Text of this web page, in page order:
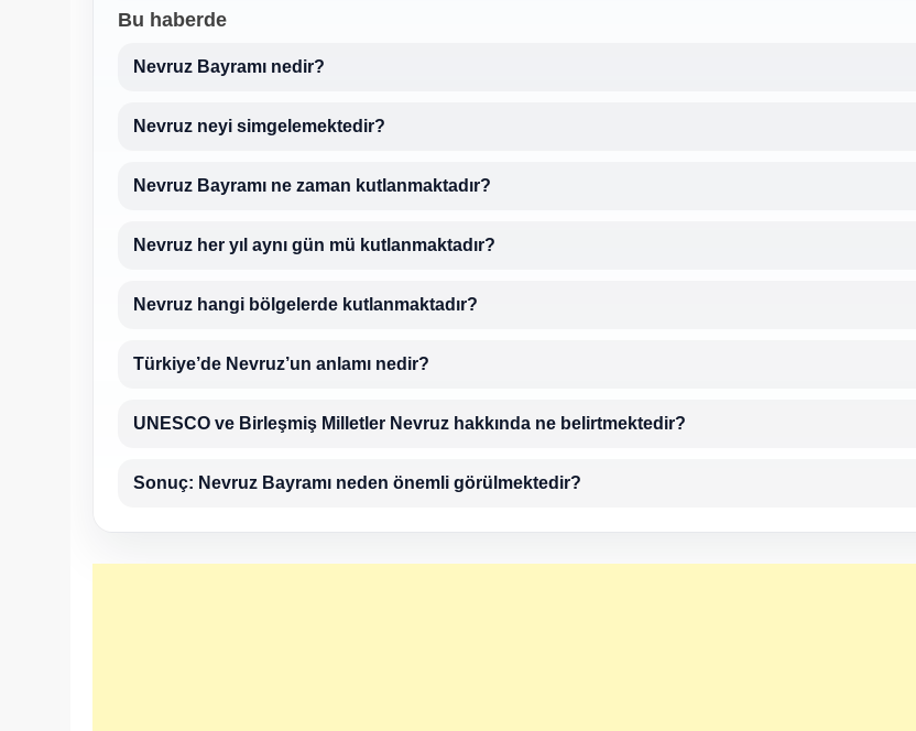
Bu haberde
Nevruz Bayramı nedir?
Nevruz neyi simgelemektedir?
Nevruz Bayramı ne zaman kutlanmaktadır?
Nevruz her yıl aynı gün mü kutlanmaktadır?
Nevruz hangi bölgelerde kutlanmaktadır?
Türkiye’de Nevruz’un anlamı nedir?
UNESCO ve Birleşmiş Milletler Nevruz hakkında ne belirtmektedir?
Sonuç: Nevruz Bayramı neden önemli görülmektedir?